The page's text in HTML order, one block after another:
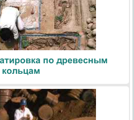
по древесным
кольцам